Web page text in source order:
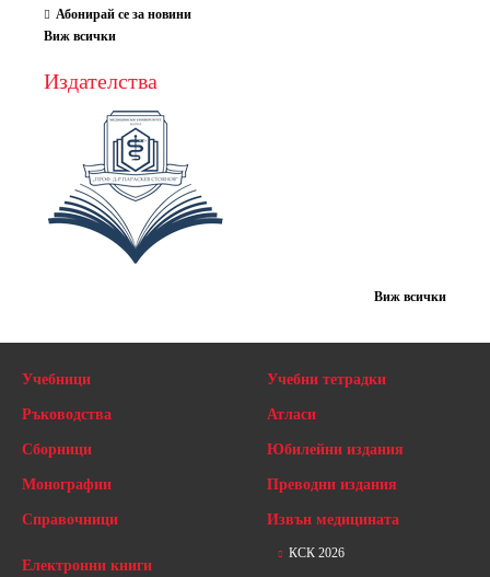
Абонирай се за новини
Виж всички
Издателства
Виж всички
Учебници
Ръководства
Сборници
Монографии
Справочници
Учебни тетрадки
Атласи
Юбилейни издания
Преводни издания
Извън медицината
Електронни книги
КСК 2026